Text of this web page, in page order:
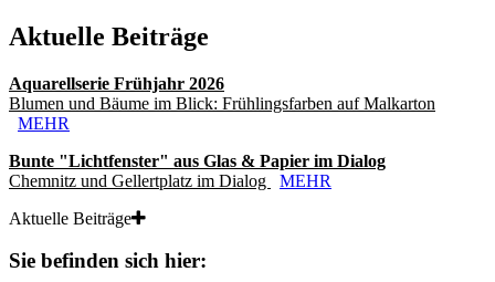
Aktuelle Beiträge
Aquarellserie Frühjahr 2026
Blumen und Bäume im Blick: Frühlingsfarben auf Malkarton
MEHR
Bunte "Lichtfenster" aus Glas & Papier im Dialog
Chemnitz und Gellertplatz im Dialog
MEHR
Aktuelle Beiträge
Sie befinden sich hier: